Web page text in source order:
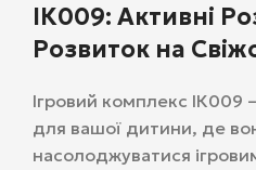
ІК009: Активні
Розвиток на
Ігровий комплекс ІК009
для вашої дитини, де
насолоджуватися